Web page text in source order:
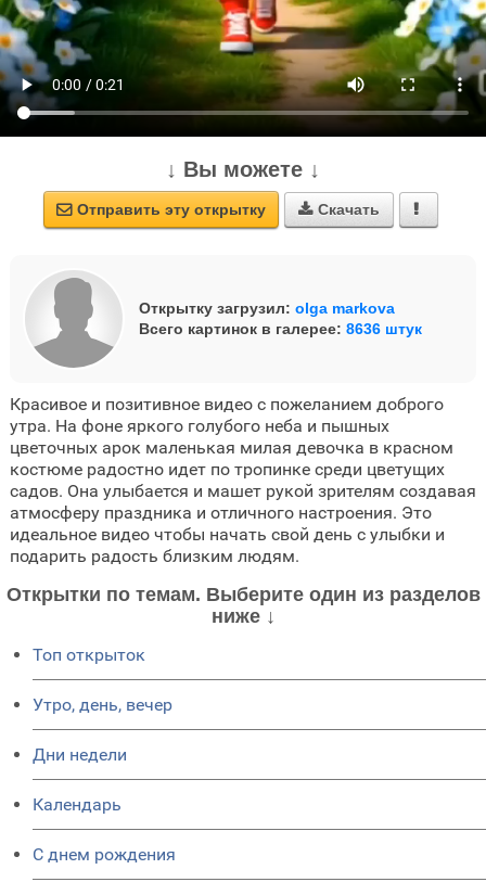
↓ Вы можете ↓
 Отправить эту открытку  Скачать 
Открытку загрузил: olga markova
Всего картинок в галерее: 8636 штук
Красивое и позитивное видео с пожеланием доброго
утра. На фоне яркого голубого неба и пышных
цветочных арок маленькая милая девочка в красном
костюме радостно идет по тропинке среди цветущих
садов. Она улыбается и машет рукой зрителям создавая
атмосферу праздника и отличного настроения. Это
идеальное видео чтобы начать свой день с улыбки и
подарить радость близким людям.
Открытки по темам. Выберите один из разделов
ниже ↓
Топ открыток
Утро, день, вечер
Дни недели
Календарь
C днем рождения